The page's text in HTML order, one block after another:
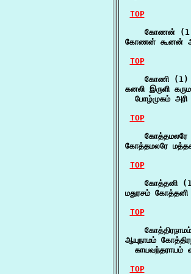
TOP
கோணன்
கோணன் கூனன்
TOP
    கோணி (1)
கனலி இருளி
போழ்முகம் அரி
TOP
கோத்தமலரே
கோத்தமலரே
TOP
கோத்தனி
மதுரசம்
TOP
ஆயுநாமம்
காயவந்தராயம்
TOP